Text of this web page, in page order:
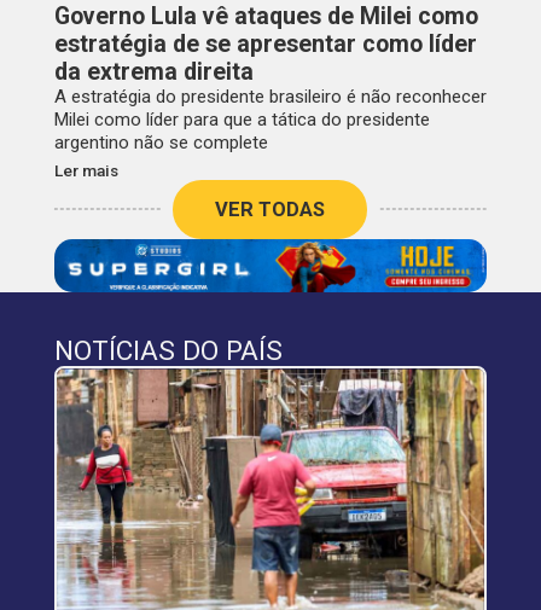
Governo Lula vê ataques de Milei como
estratégia de se apresentar como líder
da extrema direita
A estratégia do presidente brasileiro é não reconhecer
Milei como líder para que a tática do presidente
argentino não se complete
Ler mais
VER TODAS
NOTÍCIAS DO PAÍS